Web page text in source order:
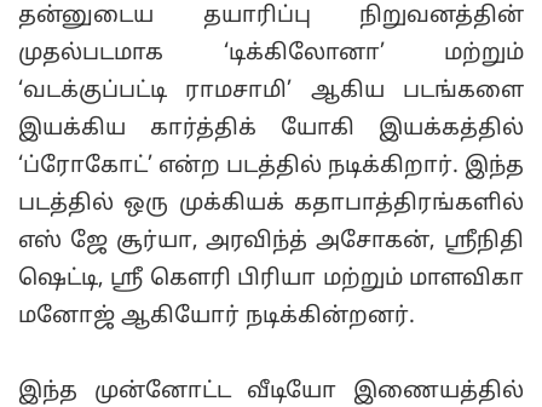
தன்னுடைய தயாரிப்பு நிறுவனத்தின்
முதல்படமாக ‘டிக்கிலோனா’ மற்றும்
‘வடக்குப்பட்டி ராமசாமி’ ஆகிய படங்களை
இயக்கிய கார்த்திக் யோகி இயக்கத்தில்
‘ப்ரோகோட்’ என்ற படத்தில் நடிக்கிறார். இந்த
படத்தில் ஒரு முக்கியக் கதாபாத்திரங்களில்
எஸ் ஜே சூர்யா, அரவிந்த் அசோகன், ஸ்ரீநிதி
ஷெட்டி, ஸ்ரீ கௌரி பிரியா மற்றும் மாளவிகா
மனோஜ் ஆகியோர் நடிக்கின்றனர்.
இந்த முன்னோட்ட வீடியோ இணையத்தில்